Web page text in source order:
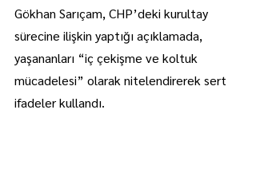
Gökhan Sarıçam, CHP’deki kurultay
sürecine ilişkin yaptığı açıklamada,
yaşananları “iç çekişme ve koltuk
mücadelesi” olarak nitelendirerek sert
ifadeler kullandı.